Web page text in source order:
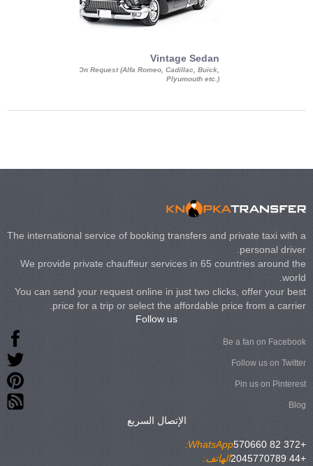
Vintage Sedan
On Request (Alfa Romeo, Cadillac, Buick,
Plyumouth etc.)
The international service of booking transfers and private taxi with a
personal driver.
We provide private chauffeur services in 65 countries around the
world.
You can send your request online in just two clicks, offer your best
price for a trip or select the affordable price from a carrier.
Follow us
Be a fan on Facebook
Follow us on Twitter
Pin us on Pinterest
Blog
الإتصال السريع
WhatsApp:
+372 82 570660
الهاتف:
+44 2045770789